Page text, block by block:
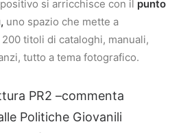
si arricchisce con il punto
uno spazio che mette a
titoli di cataloghi, manuali,
tutto a tema fotografico.
PR2 ­–commenta
Politiche Giovanili